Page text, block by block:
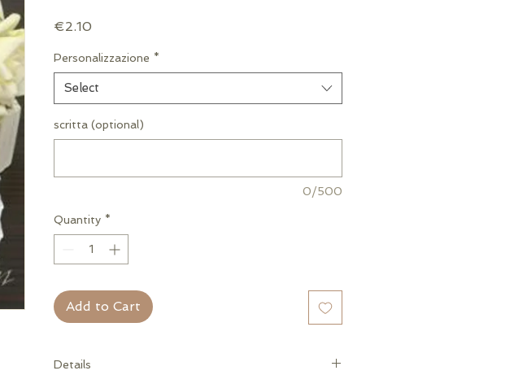
€2.10
Personalizzazione *
Select
scritta (optional)
0/500
Quantity *
Add to Cart
Details